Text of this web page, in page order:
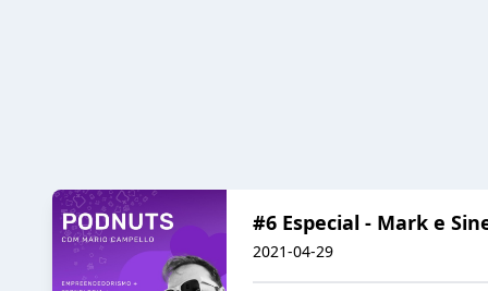
#6 Especial - Mark e
2021-04-29